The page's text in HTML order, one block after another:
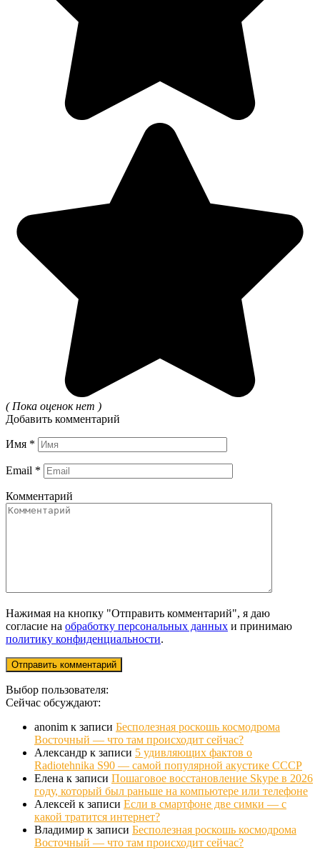
( Пока оценок нет )
Добавить комментарий
Имя *
Email *
Комментарий
Нажимая на кнопку "Отправить комментарий", я даю
согласие на обработку персональных данных и принимаю
политику конфиденциальности.
Выбор пользователя:
Сейчас обсуждают:
anonim к записи Бесполезная роскошь космодрома
Восточный — что там происходит сейчас?
Александр к записи 5 удивляющих фактов о
Radiotehnika S90 — самой популярной акустике СССР
Елена к записи Пошаговое восстановление Skype в 2026
году, который был раньше на компьютере или телефоне
Алексей к записи Если в смартфоне две симки — с
какой тратится интернет?
Владимир к записи Бесполезная роскошь космодрома
Восточный — что там происходит сейчас?